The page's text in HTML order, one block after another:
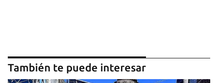
También te puede interesar